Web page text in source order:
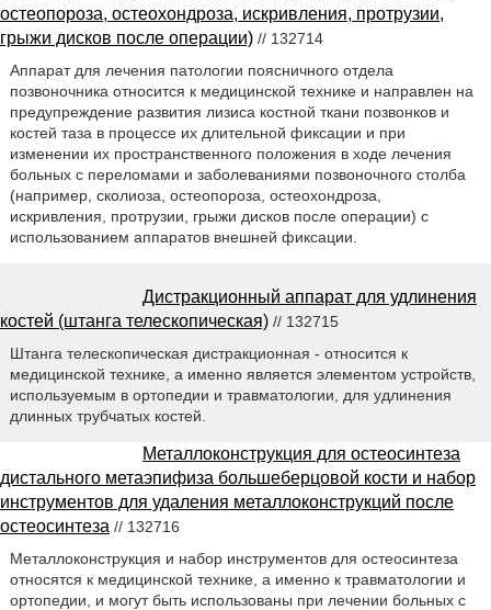
остеопороза, остеохондроза, искривления, протрузии,
грыжи дисков после операции) // 132714
Аппарат для лечения патологии поясничного отдела
позвоночника относится к медицинской технике и направлен на
предупреждение развития лизиса костной ткани позвонков и
костей таза в процессе их длительной фиксации и при
изменении их пространственного положения в ходе лечения
больных с переломами и заболеваниями позвоночного столба
(например, сколиоза, остеопороза, остеохондроза,
искривления, протрузии, грыжи дисков после операции) с
использованием аппаратов внешней фиксации.
Дистракционный аппарат для удлинения
костей (штанга телескопическая) // 132715
Штанга телескопическая дистракционная - относится к
медицинской технике, а именно является элементом устройств,
используемым в ортопедии и травматологии, для удлинения
длинных трубчатых костей.
Металлоконструкция для остеосинтеза
дистального метаэпифиза большеберцовой кости и набор
инструментов для удаления металлоконструкций после
остеосинтеза // 132716
Металлоконструкция и набор инструментов для остеосинтеза
относятся к медицинской технике, а именно к травматологии и
ортопедии, и могут быть использованы при лечении больных с